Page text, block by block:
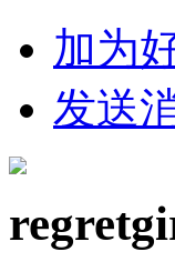
加为
发送